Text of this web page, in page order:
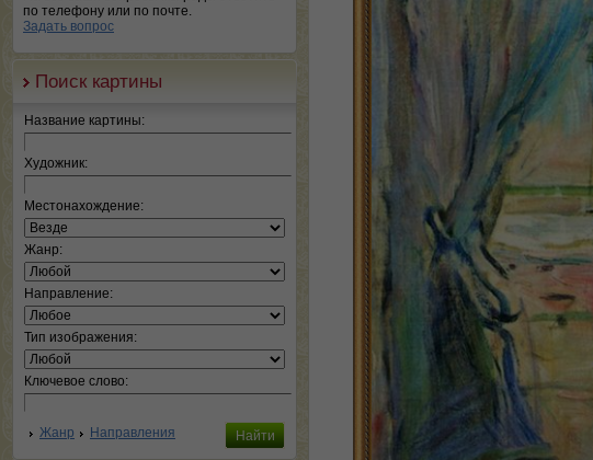
по телефону или по почте.
Задать вопрос
Поиск картины
Название картины:
Художник:
Местонахождение:
Жанр:
Направление:
Тип изображения:
Ключевое слово:
Жанр Направления